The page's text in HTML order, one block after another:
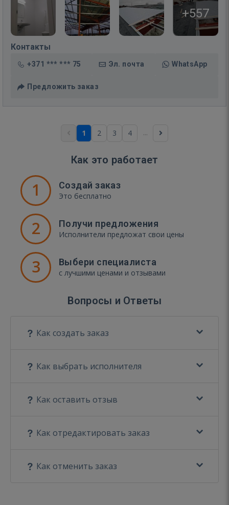
+557
Контакты
+371 *** *** 75 Эл. почта WhatsApp
Предложить заказ
1 2 3 4 ...
Как это работает
1 Создай заказ
Это бесплатно
2 Получи предложения
Исполнители предложат свои цены
3 Выбери специалиста
с лучшими ценами и отзывами
Вопросы и Ответы
Как создать заказ
Как выбрать исполнителя
Как оставить отзыв
Как отредактировать заказ
Как отменить заказ